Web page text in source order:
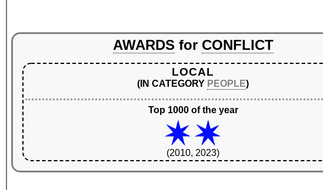
AWARDS for CONFLICT
LOCAL
(IN CATEGORY PEOPLE)
Top 1000 of the year
(2010, 2023)